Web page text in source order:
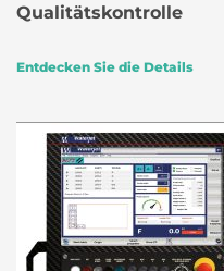
Qualitätskontrolle
Entdecken Sie die Details